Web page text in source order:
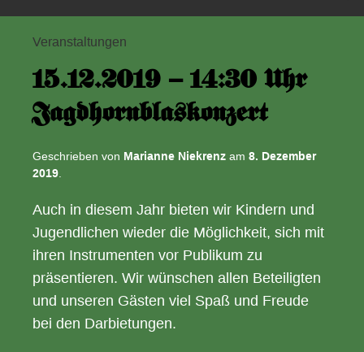
Veranstaltungen
15.12.2019 – 14:30 Uhr
Jagdhornblaskonzert
Geschrieben von Marianne Niekrenz am 8. Dezember
2019.
Auch in diesem Jahr bieten wir Kindern und
Jugendlichen wieder die Möglichkeit, sich mit
ihren Instrumenten vor Publikum zu
präsentieren. Wir wünschen allen Beteiligten
und unseren Gästen viel Spaß und Freude
bei den Darbietungen.